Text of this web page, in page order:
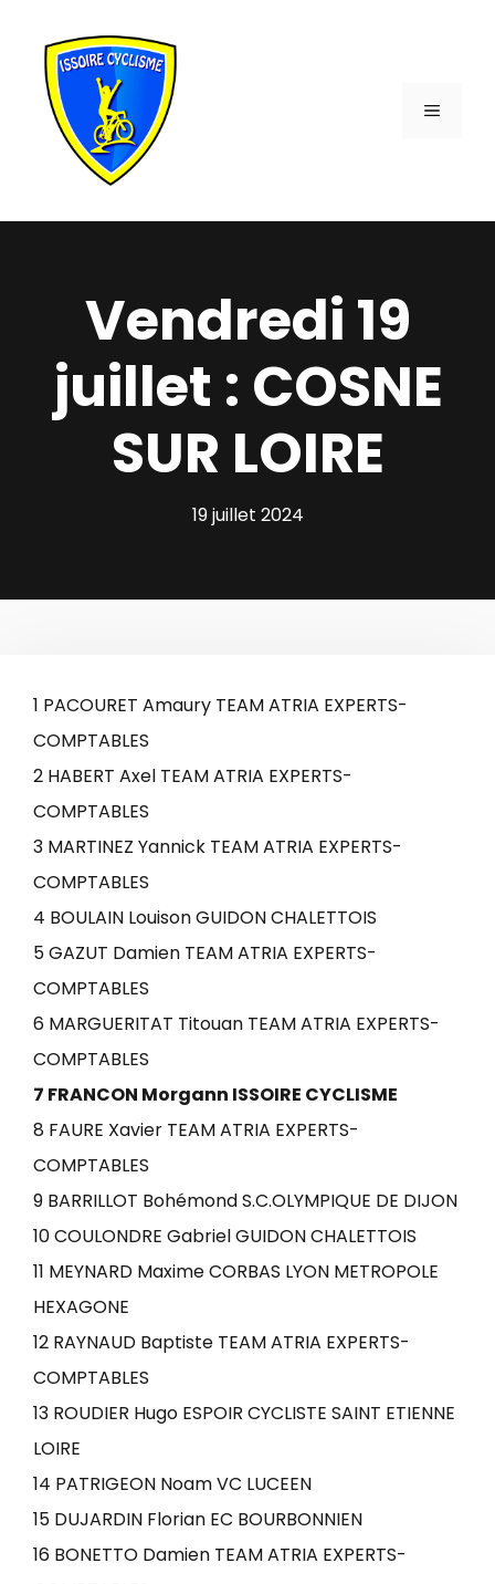
contenu
MENU
Vendredi 19
juillet : COSNE
SUR LOIRE
19 juillet 2024
1 PACOURET Amaury TEAM ATRIA EXPERTS-
COMPTABLES
2 HABERT Axel TEAM ATRIA EXPERTS-
COMPTABLES
3 MARTINEZ Yannick TEAM ATRIA EXPERTS-
COMPTABLES
4 BOULAIN Louison GUIDON CHALETTOIS
5 GAZUT Damien TEAM ATRIA EXPERTS-
COMPTABLES
6 MARGUERITAT Titouan TEAM ATRIA EXPERTS-
COMPTABLES
7 FRANCON Morgann ISSOIRE CYCLISME
8 FAURE Xavier TEAM ATRIA EXPERTS-
COMPTABLES
9 BARRILLOT Bohémond S.C.OLYMPIQUE DE DIJON
10 COULONDRE Gabriel GUIDON CHALETTOIS
11 MEYNARD Maxime CORBAS LYON METROPOLE
HEXAGONE
12 RAYNAUD Baptiste TEAM ATRIA EXPERTS-
COMPTABLES
13 ROUDIER Hugo ESPOIR CYCLISTE SAINT ETIENNE
LOIRE
14 PATRIGEON Noam VC LUCEEN
15 DUJARDIN Florian EC BOURBONNIEN
16 BONETTO Damien TEAM ATRIA EXPERTS-